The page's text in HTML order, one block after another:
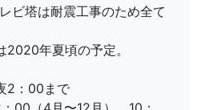
ビ塔は耐震工事のため全て
2020年夏頃の予定。
2：00まで